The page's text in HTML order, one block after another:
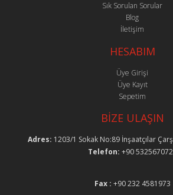
Sık Sorulan Sorular
Blog
İletişim
HESABIM
Üye Girişi
Üye Kayıt
Sepetim
BİZE ULAŞIN
Adres: 1203/1 Sokak No:89 İnşaatçılar
Telefon: +90
Fax : +90 232 4581973